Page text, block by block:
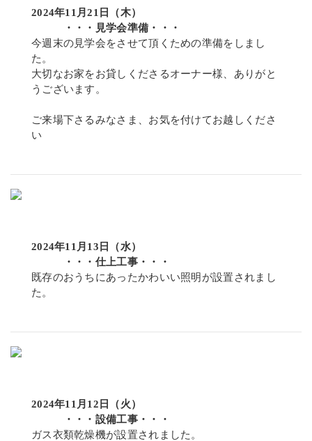
2024年11月21日（木）
・・・見学会準備・・・
今週末の見学会をさせて頂くための準備をしまし
た。
大切なお家をお貸しくださるオーナー様、ありがと
うございます。
ご来場下さるみなさま、お気を付けてお越しくださ
い
2024年11月13日（水）
・・・仕上工事・・・
既存のおうちにあったかわいい照明が設置されまし
た。
2024年11月12日（火）
・・・設備工事・・・
ガス衣類乾燥機が設置されました。